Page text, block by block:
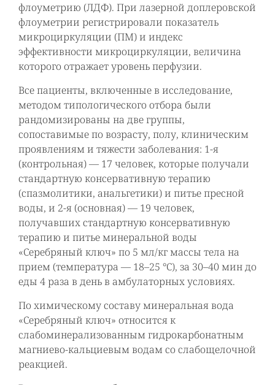
флоуметрию (ЛДФ). При лазерной доплеровской
флоуметрии регистрировали показатель
микроциркуляции (ПМ) и индекс
эффективности микроциркуляции, величина
которого отражает уровень перфузии.
Все пациенты, включенные в исследование,
методом типологического отбора были
рандомизированы на две группы,
сопоставимые по возрасту, полу, клиническим
проявлениям и тяжести заболевания: 1-я
(контрольная) — 17 человек, которые получали
стандартную консервативную терапию
(спазмолитики, анальгетики) и питье пресной
воды, и 2-я (основная) — 19 человек,
получавших стандартную консервативную
терапию и питье минеральной воды
«Серебряный ключ» по 5 мл/кг массы тела на
прием (температура — 18–25 °С), за 30–40 мин до
еды 4 раза в день в амбулаторных условиях.
По химическому составу минеральная вода
«Серебряный ключ» относится к
слабоминерализованным гидрокарбонатным
магниево-кальциевым водам со слабощелочной
реакцией.